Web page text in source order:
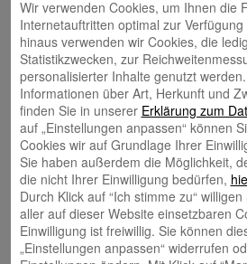
Schreibe einen Kommentar
Deine E-Mail-Adresse wird nicht
sind mit*markiert
Name*
Wir verwenden Cookies, um Ihnen die
Internetauftritten optimal zur
hinaus verwenden wir Cookies, die
Statistikzwecken, zur
personalisierter Inhalte genutzt
Informationen über Art, Herkunft und
finden Sie in unserer Erklärung zum
auf „Einstellungen anpassen“ können
Cookies wir auf Grundlage Ihrer
Sie haben außerdem die Möglichkeit,
die nicht Ihrer Einwilligung bedürfen,
Durch Klick auf “Ich stimme zu“
aller auf dieser Website einsetzbaren
Einwilligung ist freiwillig. Sie können
„Einstellungen anpassen“ widerrufen